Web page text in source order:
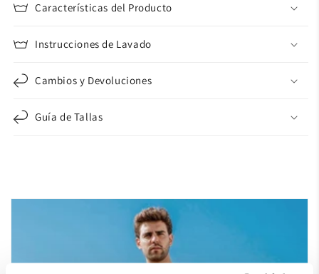
Características del Producto
Instrucciones de Lavado
Cambios y Devoluciones
Guía de Tallas